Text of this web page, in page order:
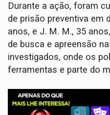
Durante a ação, foram
de prisão preventiva em
anos, e J. M. M., 35
de busca e apreensão
investigados, onde os
ferramentas e parte do